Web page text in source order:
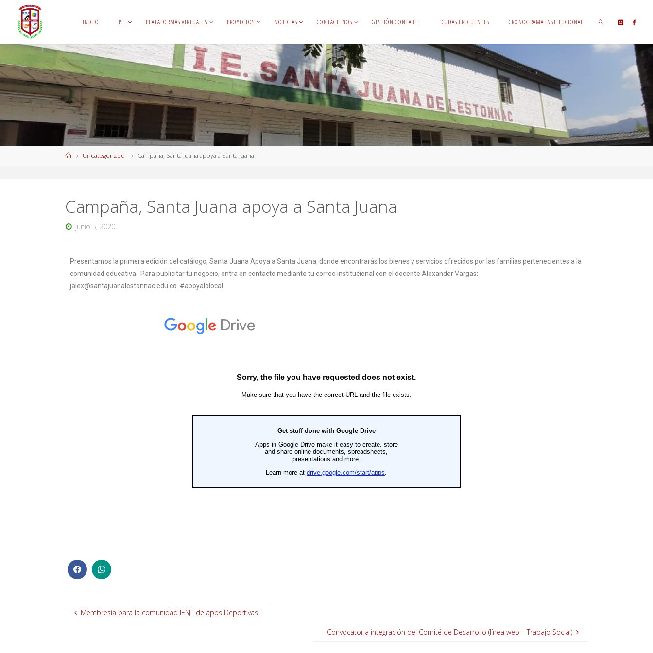
INICIO PEI PLATAFORMAS VIRTUALES PROYECTOS NOTICIAS CONTÁCTENOS GESTIÓN CONTABLE DUDAS FRECUENTES CRONOGRAMA INSTITUCIONAL
Uncategorized Campaña, Santa Juana apoya a Santa Juana
Campaña, Santa Juana apoya a Santa Juana
junio 5, 2020
Presentamos la primera edición del catálogo, Santa Juana Apoya a Santa Juana, donde encontrarás los bienes y servicios ofrecidos por las familias pertenecientes a la
comunidad educativa. Para publicitar tu negocio, entra en contacto mediante tu correo institucional con el docente Alexander Vargas:
jalex@santajuanalestonnac.edu.co . #apoyalolocal
Membresía para la comunidad IESJL de apps Deportivas
Convocatoria integración del Comité de Desarrollo (línea web – Trabajo Social)